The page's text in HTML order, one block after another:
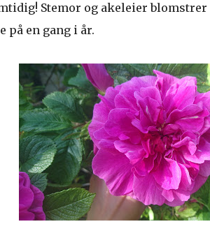
Stemor og akeleier
på en gang i år.